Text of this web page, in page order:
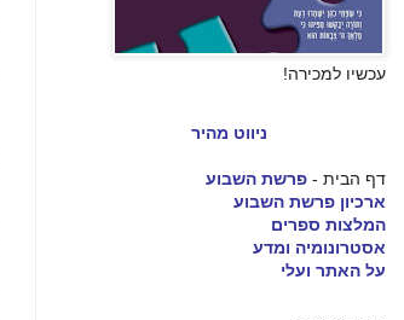
עכשיו למכירה!
ניווט מהיר
דף הבית - פרשת השבוע
ארכיון פרשת השבוע
המלצות ספרים
אסטרונומיה ומדע
על האתר ועלי